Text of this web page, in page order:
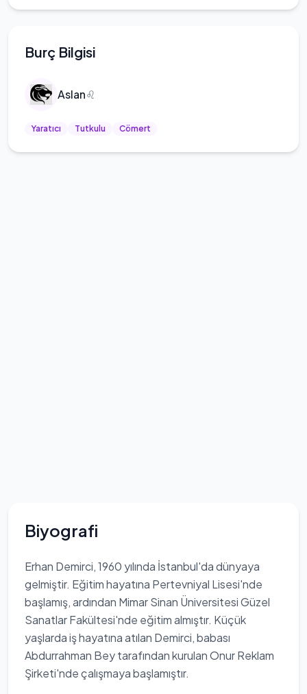
Burç Bilgisi
Aslan♌
Yaratıcı Tutkulu Cömert
Biyografi
Erhan Demirci, 1960 yılında İstanbul'da dünyaya
gelmiştir. Eğitim hayatına Pertevniyal Lisesi'nde
başlamış, ardından Mimar Sinan Üniversitesi Güzel
Sanatlar Fakültesi'nde eğitim almıştır. Küçük
yaşlarda iş hayatına atılan Demirci, babası
Abdurrahman Bey tarafından kurulan Onur Reklam
Şirketi'nde çalışmaya başlamıştır.